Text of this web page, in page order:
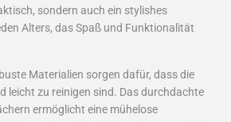
sondern auch ein stylishes
Alters, das Spaß und Funktionalität
Materialien sorgen dafür, dass die
leicht zu reinigen sind. Das durchdachte
ermöglicht eine mühelose